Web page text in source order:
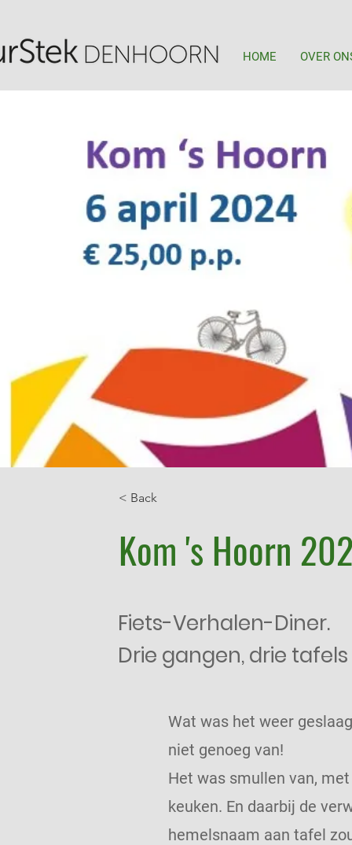
HOME OVER
< Back
Kom 's Hoorn
Fiets-Verhalen-Diner.
Drie gangen, drie
Wat was het weer
niet genoeg van!
Het was smullen van,
keuken. En daarbij de
hemelsnaam aan tafel